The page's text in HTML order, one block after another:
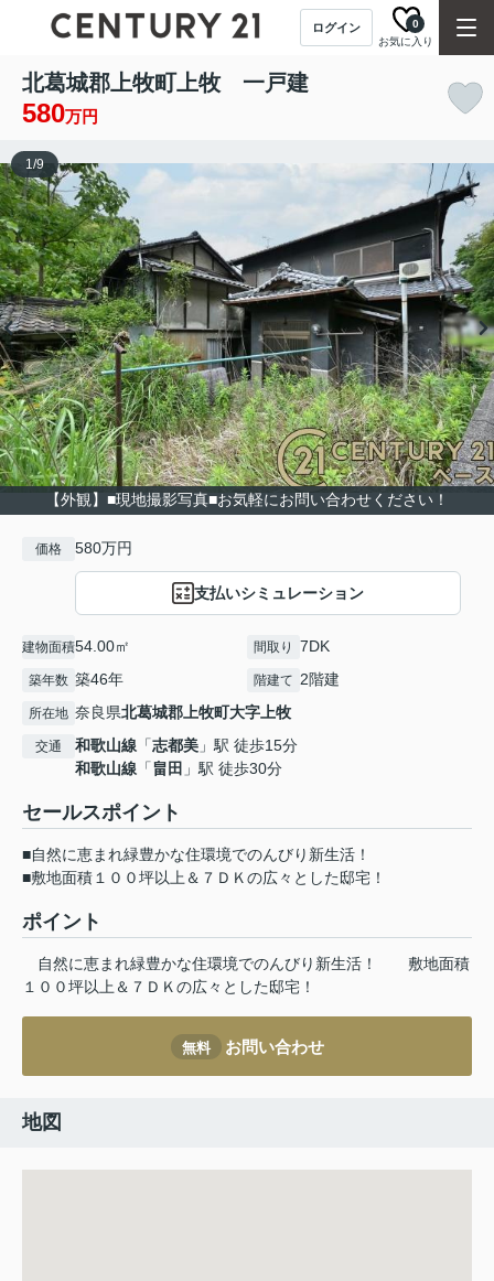
ログイン
お気に入り
0
北葛城郡上牧町上牧 一戸建
580万円
【外観】■現地撮影写真■お気軽にお問い合わせください！
1/9
価格 580万円
支払いシミュレーション
建物面積54.00㎡ 間取り 7DK
築年数 築46年 階建て 2階建
所在地 奈良県北葛城郡上牧町大字上牧
交通 和歌山線 「志都美 」駅 徒歩15分
和歌山線 「畠田 」駅 徒歩30分
セールスポイント
■自然に恵まれ緑豊かな住環境でのんびり新生活！
■敷地面積１００坪以上＆７ＤＫの広々とした邸宅！
ポイント
自然に恵まれ緑豊かな住環境でのんびり新生活！
敷地面積
１００坪以上＆７ＤＫの広々とした邸宅！
無料 お問い合わせ
地図